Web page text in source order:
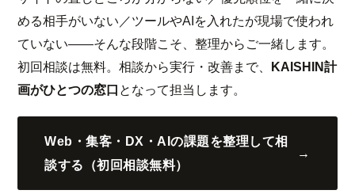
める相手がいない／ツールやAIを入れたが現場で使われ
ていない——そんな段階こそ、整理からご一緒します。
初回相談は無料。相談から実行・改善まで、
KAISHIN計
画がひとつの窓口 となって担当します。
Web・集客・DX・AIの課題を整理して相
談する（初回相談無料）
→